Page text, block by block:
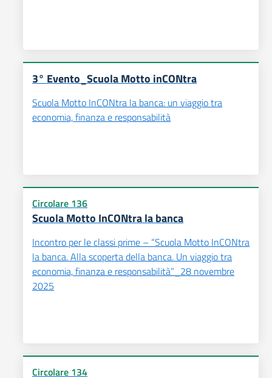
3° Evento_Scuola Motto inCONtra
Scuola Motto InCONtra la banca: un viaggio tra
economia, finanza e responsabilità
Circolare 136
Scuola Motto InCONtra la banca
Incontro per le classi prime – “Scuola Motto InCONtra
la banca. Alla scoperta della banca. Un viaggio tra
economia, finanza e responsabilità”_28 novembre
2025
Circolare 134